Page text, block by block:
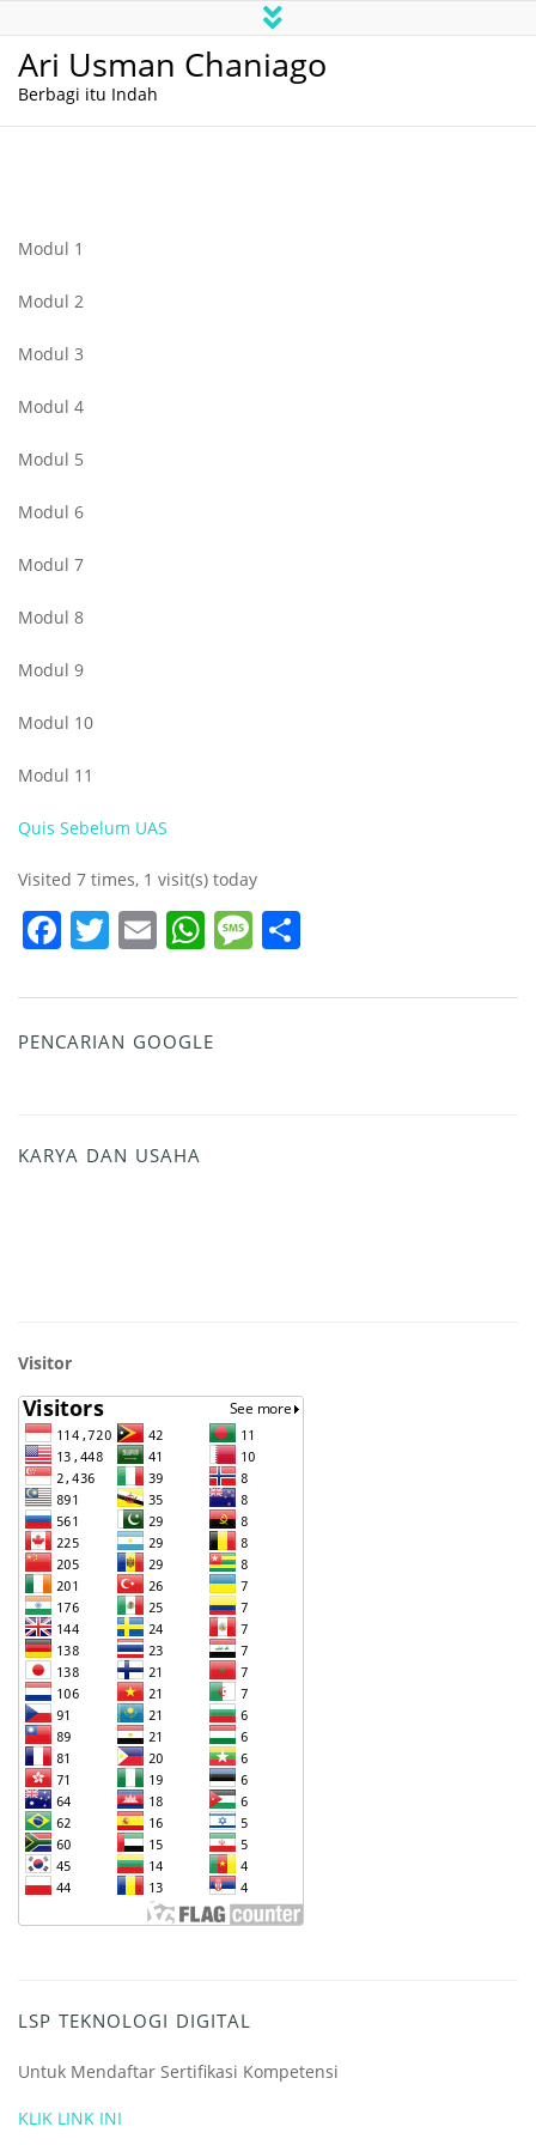
Ari Usman Chaniago
Berbagi itu Indah
Modul 1
Modul 2
Modul 3
Modul 4
Modul 5
Modul 6
Modul 7
Modul 8
Modul 9
Modul 10
Modul 11
Quis Sebelum UAS
Visited 7 times, 1 visit(s) today
Facebook
Twitter
EmailWhatsApp
Message
PENCARIAN GOOGLE
KARYA DAN USAHA
Visitor
LSP TEKNOLOGI DIGITAL
Untuk Mendaftar Sertifikasi Kompetensi
KLIK LINK INI